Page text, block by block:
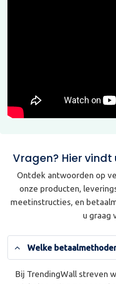
Vragen? Hier
Ontdek antwoorden op
onze producten,
meetinstructies, en
u graag
Welke
Bij TrendingWall streven